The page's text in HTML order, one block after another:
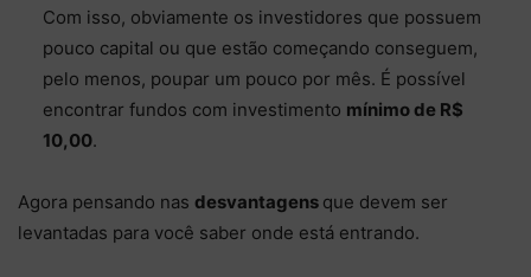
Com isso, obviamente os investidores que possuem
pouco capital ou que estão começando conseguem,
pelo menos, poupar um pouco por mês. É possível
encontrar fundos com investimento mínimo de R$
10,00.
Agora pensando nas desvantagens que devem ser
levantadas para você saber onde está entrando.